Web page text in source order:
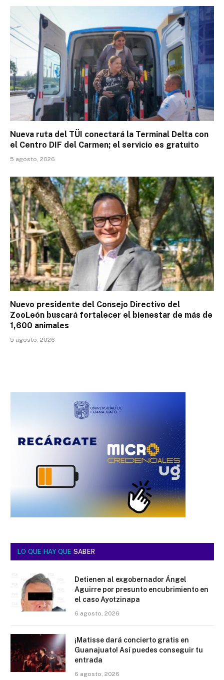
Nueva ruta del TÜI conectará la Terminal Delta con
el Centro DIF del Carmen; el servicio es gratuito
5 agosto, 2026
Nuevo presidente del Consejo Directivo del
ZooLeón buscará fortalecer el bienestar de más de
1,600 animales
5 agosto, 2026
LO QUE HAY QUE SABER
Detienen al exgobernador Ángel
Aguirre por presunto encubrimiento en
el caso Ayotzinapa
6 agosto, 2026
¡Matisse dará concierto gratis en
Guanajuato! Así puedes conseguir tu
entrada
6 agosto, 2026